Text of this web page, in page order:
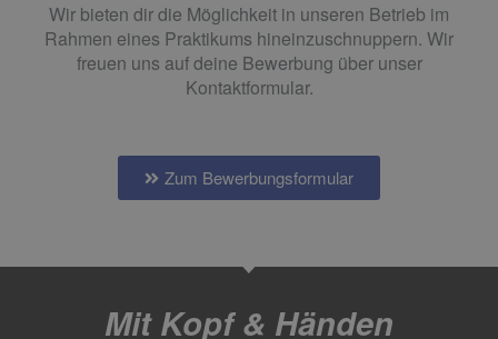
Wir bieten dir die Möglichkeit in unseren Betrieb im
Rahmen eines Praktikums hineinzuschnuppern. Wir
freuen uns auf deine Bewerbung über unser
Kontaktformular.
Zum Bewerbungsformular
Mit Kopf & Händen